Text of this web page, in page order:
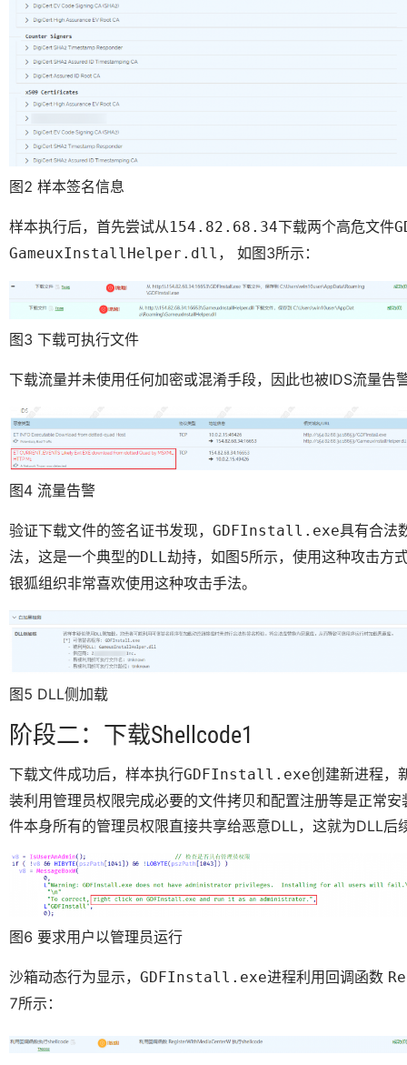
图2 样本签名信息
样本执行后，首先尝试从 154.82.68.34下载两个高危文件
GameuxInstallHelper.dll ， 如图3所示：
图3 下载可执行文件
下载流量并未使用任何加密或混淆手段，因此也被IDS流量告
图4 流量告警
验证下载文件的签名证书发现， GDFInstall.exe具有合法
法，这是一个典型的DLL劫持，如图5所示，使用这种攻击方
银狐组织非常喜欢使用这种攻击手法。
图5 DLL侧加载
阶段二：下载Shellcode1
下载文件成功后，样本执行GDFInstall.exe创建新进程，
装利用管理员权限完成必要的文件拷贝和配置注册等是正常
件本身所有的管理员权限直接共享给恶意DLL，这就为DLL
图6 要求用户以管理员运行
沙箱动态行为显示， GDFInstall.exe进程利用回调函数
7所示：